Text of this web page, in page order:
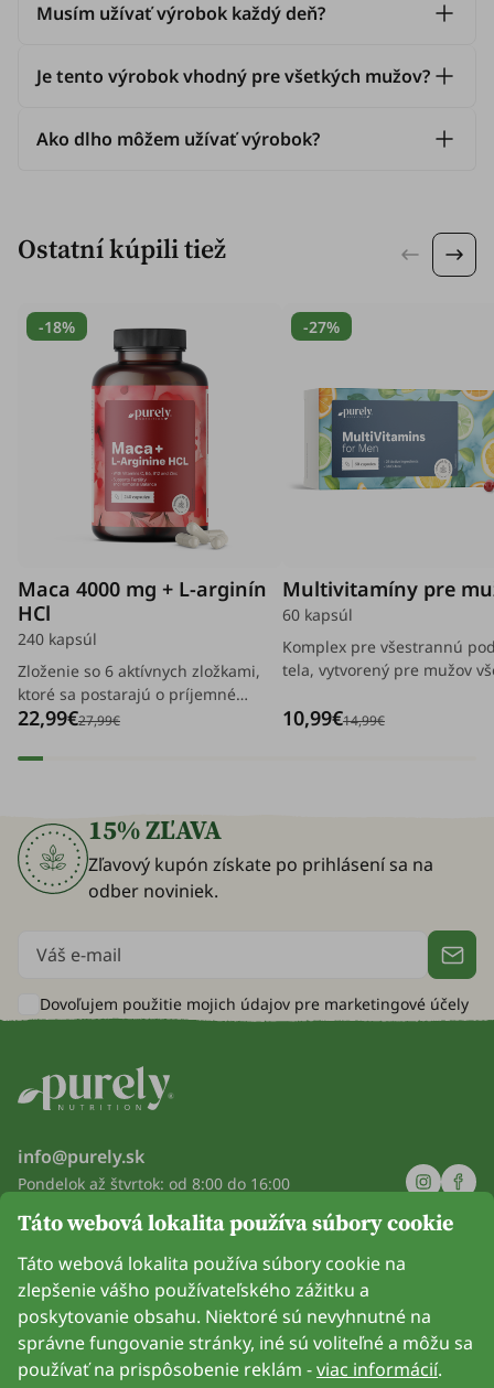
Táto webová lokalita používa súbory cookie
Táto webová lokalita používa súbory cookie na
zlepšenie vášho používateľského zážitku a
poskytovanie obsahu. Niektoré sú nevyhnutné na
správne fungovanie stránky, iné sú voliteľné a môžu sa
používať na prispôsobenie reklám -viac informácií.
Musím užívať výrobok každý deň?
Je tento výrobok vhodný pre všetkých mužov?
Ako dlho môžem užívať výrobok?
Ostatní kúpili tiež
-18%
Maca 4000 mg + L-arginín
HCl
240 kapsúl
Zloženie so 6 aktívnych zložkami,
ktoré sa postarajú o príjemné
chvíle vo dvojici.
22,99€27,99€
-27%
Multivitamíny pre
60 kapsúl
Komplex pre všestrannú
tela, vytvorený pre mužov
10,99€14,99€
15% ZĽAVA
Zľavový kupón získate po prihlásení sa na
odber noviniek.
Dovoľujem použitie mojich údajov pre marketingové účely
info@purely.sk
Pondelok až štvrtok: od 8:00 do 16:00
Informácie
Pripoj sa k nám